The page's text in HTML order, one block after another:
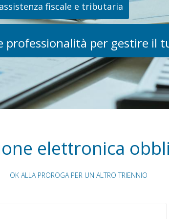
fiscale e tributaria
professionalità per gestire il
elettronica
OK ALLA PROROGA PER UN ALTRO TRIENNIO